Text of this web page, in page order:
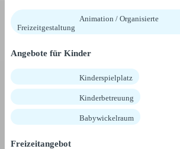
Animation / Organisierte
Freizeitgestaltung
Angebote für Kinder
Kinderspielplatz
Kinderbetreuung
Babywickelraum
Freizeitangebot